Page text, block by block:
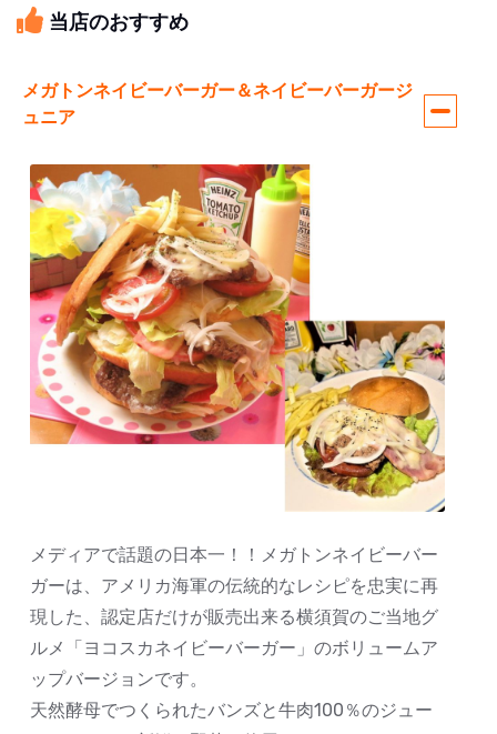
当店のおすすめ
メガトンネイビーバーガー＆ネイビーバーガージ
ュニア
メディアで話題の日本一！！メガトンネイビーバー
ガーは、アメリカ海軍の伝統的なレシピを忠実に再
現した、認定店だけが販売出来る横須賀のご当地グ
ルメ「ヨコスカネイビーバーガー」のボリュームア
ップバージョンです。
天然酵母でつくられたバンズと牛肉100％のジュー